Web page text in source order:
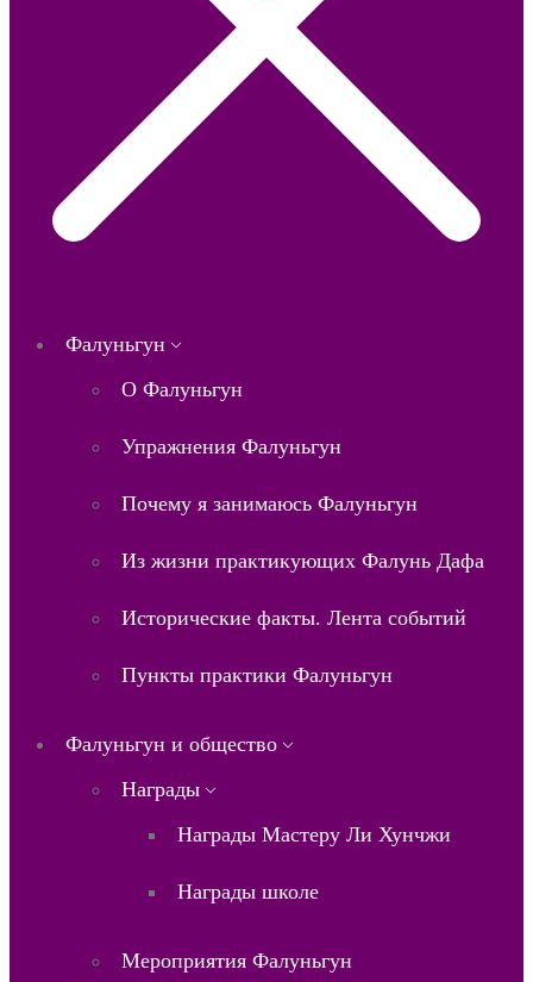
Фалуньгун
О Фалуньгун
Упражнения Фалуньгун
Почему я занимаюсь Фалуньгун
Из жизни практикующих Фалунь Дафа
Исторические факты. Лента событий
Пункты практики Фалуньгун
Фалуньгун и общество
Награды
Награды Мастеру Ли Хунчжи
Награды школе
Мероприятия Фалуньгун